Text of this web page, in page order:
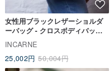
女性用ブラックレザーショルダ
ーバッグ - クロスボディバッグ
ITA バッグアクセサリー
INCARNE
25,002円 50,004円